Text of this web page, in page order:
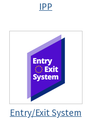
IPP
Entry/Exit System